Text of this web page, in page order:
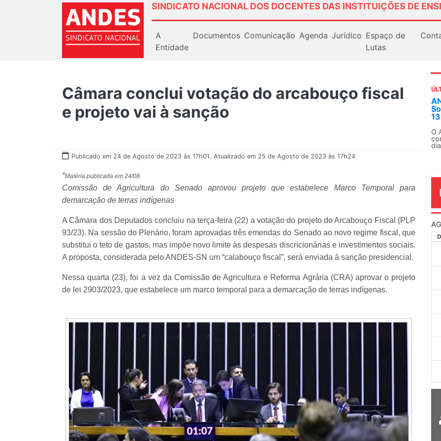
SINDICATO NACIONAL DOS DOCENTES DAS INSTITUIÇÕES DE
A
Entidade
Documentos Comunicação Agenda Jurídico Espaço de
Lutas
Câmara conclui votação do arcabouço fiscal
e projeto vai à sanção
Publicado em 24 de Agosto de 2023 às 17h01. Atualizado em 25 de Agosto de 2023 às 17h24
*Matéria publicada em 24/08.
Comissão de Agricultura do Senado aprovou projeto que estabelece Marco Temporal para
demarcação de terras indígenas
A Câmara dos Deputados concluiu na terça-feira (22) a votação do projeto do Arcabouço Fiscal (PLP
93/23). Na sessão do Plenário, foram aprovadas três emendas do Senado ao novo regime fiscal, que
substitui o teto de gastos, mas impõe novo limite às despesas discricionárias e investimentos sociais.
A proposta, considerada pelo ANDES-SN um “calabouço fiscal”, será enviada à sanção presidencial.
Nessa quarta (23), foi a vez da Comissão de Agricultura e Reforma Agrária (CRA) aprovar o projeto
de lei 2903/2023, que estabelece um marco temporal para a demarcação de terras indígenas.